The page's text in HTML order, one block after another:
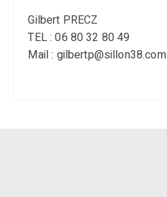
Gilbert PRECZ
TEL : 06 80 32 80 49
Mail : gilbertp@sillon38.com